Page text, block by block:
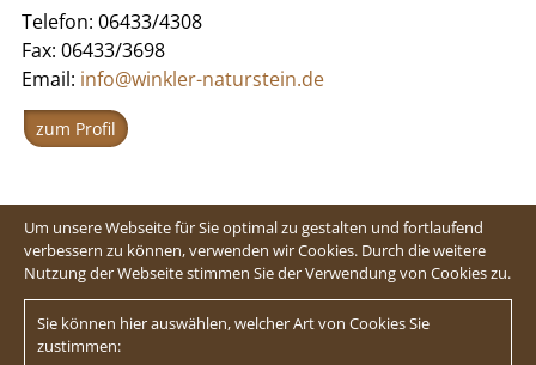
Telefon: 06433/4308
Fax: 06433/3698
Email: info@winkler-naturstein.de
zum Profil
Um unsere Webseite für Sie optimal zu gestalten und fortlaufend
verbessern zu können, verwenden wir Cookies. Durch die weitere
Nutzung der Webseite stimmen Sie der Verwendung von Cookies zu.
Sie können hier auswählen, welcher Art von Cookies Sie
zustimmen: